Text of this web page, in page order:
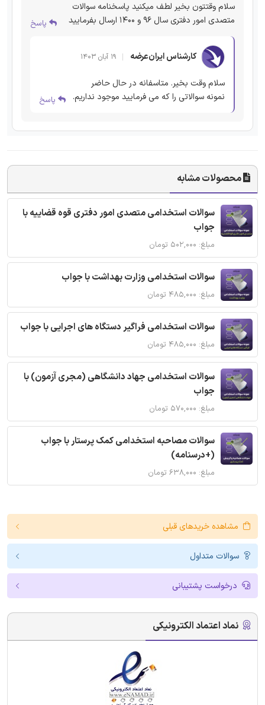
سلام وقتتون بخیر لطف میکنید پاسخنامه سوالات
متصدی امور دفتری سال 96 و 1400 ارسال بفرمایید
پاسخ
کارشناس ایران‌عرضه ۱۹ آبان ۱۴۰۳
سلام وقت بخیر. متاسفانه در حال حاضر
نمونه سوالاتی را که می فرمایید موجود نداریم.
پاسخ
محصولات مشابه
سوالات استخدامی متصدی امور دفتری قوه قضاییه با
جواب
مبلغ: ۵۰۲,۰۰۰ تومان
سوالات استخدامی وزارت بهداشت با جواب
مبلغ: ۴۸۵,۰۰۰ تومان
سوالات استخدامی فراگیر دستگاه های اجرایی با جواب
مبلغ: ۴۸۵,۰۰۰ تومان
سوالات استخدامی جهاد دانشگاهی (مجری آزمون) با
جواب
مبلغ: ۵۷۰,۰۰۰ تومان
سوالات مصاحبه استخدامی کمک پرستار با جواب
(+درسنامه)
مبلغ: ۶۳۸,۰۰۰ تومان
مشاهده خریدهای قبلی
سوالات متداول
درخواست پشتیبانی
نماد اعتماد الکترونیکی